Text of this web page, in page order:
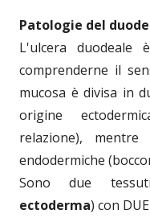
Patologie del
L'ulcera
comprenderne il
mucosa è divisa in
origine
relazione),
endodermiche
Sono due
ectoderma) con